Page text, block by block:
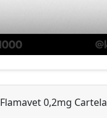
Flamavet 0,2mg Cartela